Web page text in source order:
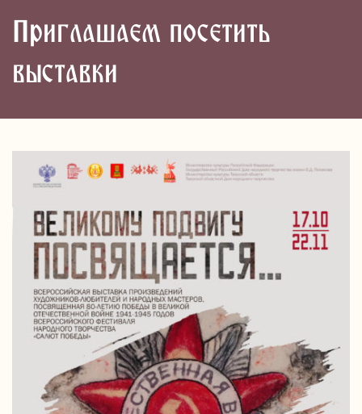
Приглашаем посетить
выставки